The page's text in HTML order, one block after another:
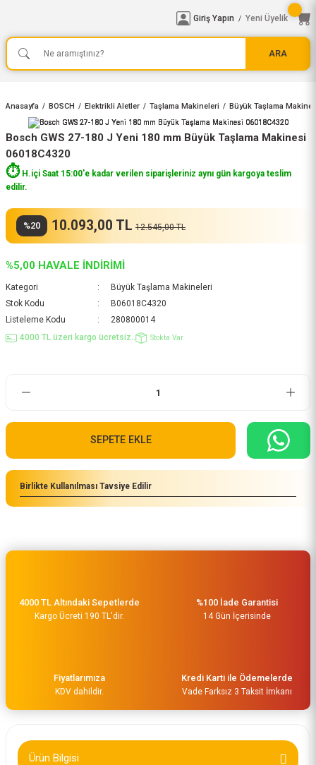
ARA
Giriş Yapın / Yeni Üyelik
Anasayfa BOSCH Elektrikli Aletler Taşlama Makineleri Büyük Taşlama
Bosch GWS 27-180 J Yeni 180 mm Büyük Taşlama Makinesi
06018C4320
⏱️H.içi Saat 15:00'e kadar verilen siparişleriniz aynı gün kargoya teslim
edilir.
%20 10.093,00 TL 12.545,00 TL
%5,00 HAVALE İNDİRİMİ
Kategori
Büyük Taşlama Makineleri
Stok Kodu
B06018C4320
Listeleme Kodu
280800014
4000 TL üzeri kargo ücretsiz..
Stokta Var
SEPETE EKLE
Birlikte Kullanılması Tavsiye Edilir
4000 TL Altındaki Sepetlerde
Kargo Ücreti 190 TL'dir.
%100 İade Garantisi
14 Gün İçerisinde
Fiyatlarımıza
KDV dahildir.
Kredi Karti ile Ödemelerde
Vade Farksız 3 Taksit İmkanı
Ürün Bilgisi